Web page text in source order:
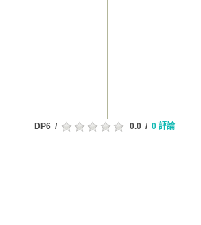
DP6 / 0.0 / 0 評論